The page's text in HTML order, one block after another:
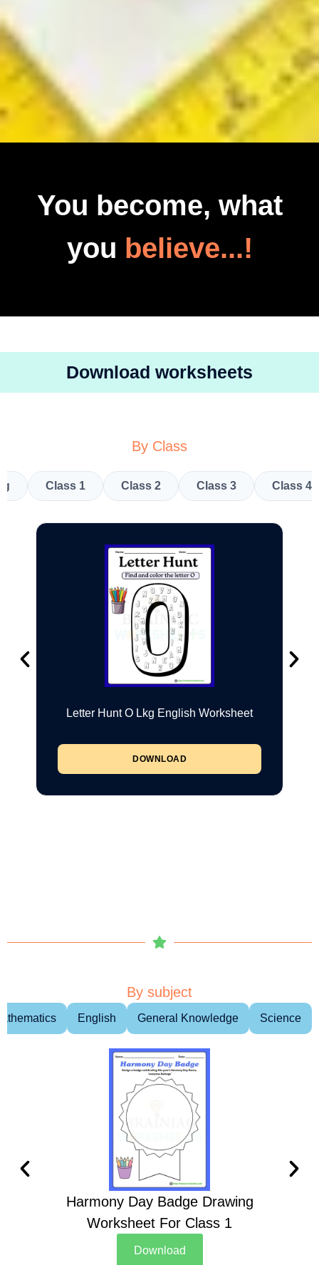
You become, what
you believe...!
Download worksheets
By Class
Class 1 Class 2 Class 3 Class 4
Letter Hunt O Lkg English Worksheet
DOWNLOAD
By subject
English General Knowledge Science
Harmony Day Badge Drawing
Worksheet For Class 1
Download